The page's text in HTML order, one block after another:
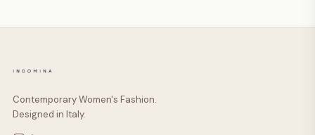
Contemporary Women's Fashion.
Designed in Italy.